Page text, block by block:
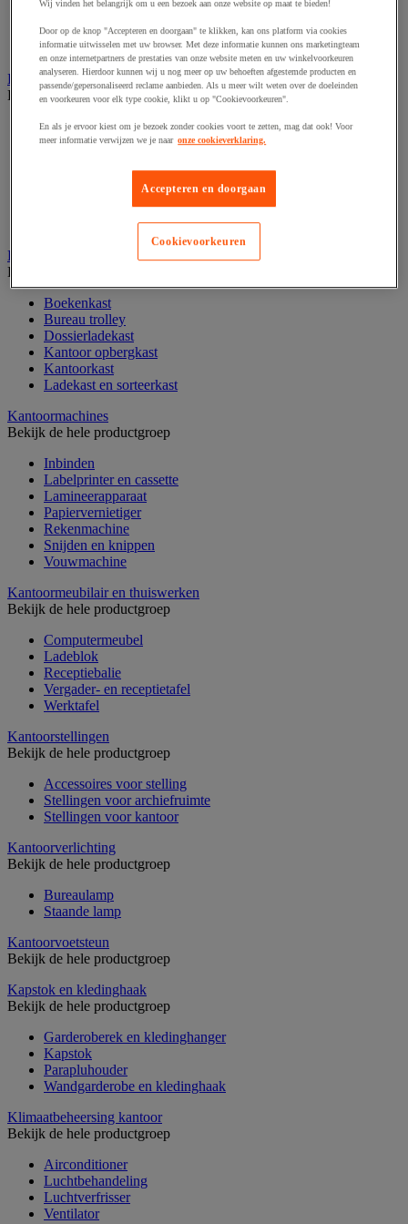
Schriften, notitieblokken en memoblaadjes
Schrijfwaren
Kantoordecoratie
Bekijk de hele productgroep
Feestartikel
Klok
Lijst- en ophangsysteem
Kantoorkast en opbergruimte
Bekijk de hele productgroep
Boekenkast
Bureau trolley
Dossierladekast
Kantoor opbergkast
Kantoorkast
Ladekast en sorteerkast
Kantoormachines
Bekijk de hele productgroep
Inbinden
Labelprinter en cassette
Lamineerapparaat
Papiervernietiger
Rekenmachine
Snijden en knippen
Vouwmachine
Kantoormeubilair en thuiswerken
Bekijk de hele productgroep
Computermeubel
Ladeblok
Receptiebalie
Vergader- en receptietafel
Werktafel
Kantoorstellingen
Bekijk de hele productgroep
Accessoires voor stelling
Stellingen voor archiefruimte
Stellingen voor kantoor
Kantoorverlichting
Bekijk de hele productgroep
Bureaulamp
Staande lamp
Kantoorvoetsteun
Bekijk de hele productgroep
Kapstok en kledinghaak
Bekijk de hele productgroep
Garderoberek en kledinghanger
Kapstok
Parapluhouder
Wandgarderobe en kledinghaak
Klimaatbeheersing kantoor
Bekijk de hele productgroep
Airconditioner
Luchtbehandeling
Luchtverfrisser
Ventilator
Wij vinden het belangrijk om u een bezoek aan onze website op maat te bieden!
Door op de knop "Accepteren en doorgaan" te klikken, kan ons platform via cookies
informatie uitwisselen met uw browser. Met deze informatie kunnen ons marketingteam
en onze internetpartners de prestaties van onze website meten en uw winkelvoorkeuren
analyseren. Hierdoor kunnen wij u nog meer op uw behoeften afgestemde producten en
passende/gepersonaliseerd reclame aanbieden. Als u meer wilt weten over de doeleinden
en voorkeuren voor elk type cookie, klikt u op "Cookievoorkeuren".
En als je ervoor kiest om je bezoek zonder cookies voort te zetten, mag dat ook! Voor
meer informatie verwijzen we je naar onze cookieverklaring.
Accepteren en doorgaan
Cookievoorkeuren